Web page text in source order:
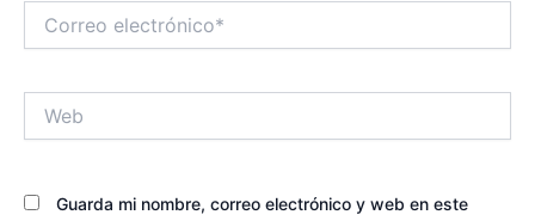
electrónico*
Guarda mi nombre, correo electrónico y web en este